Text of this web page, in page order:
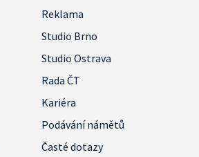
Reklama
Studio Brno
Studio Ostrava
Rada ČT
Kariéra
Podávání námětů
Časté dotazy